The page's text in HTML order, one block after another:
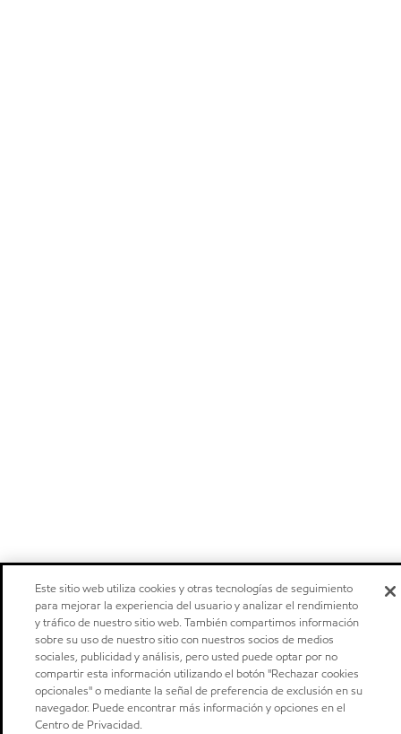
Este sitio web utiliza cookies y otras tecnologías de seguimiento
para mejorar la experiencia del usuario y analizar el rendimiento
y tráfico de nuestro sitio web. También compartimos información
sobre su uso de nuestro sitio con nuestros socios de medios
sociales, publicidad y análisis, pero usted puede optar por no
compartir esta información utilizando el botón "Rechazar cookies
opcionales" o mediante la señal de preferencia de exclusión en su
navegador. Puede encontrar más información y opciones en el
Centro de Privacidad.